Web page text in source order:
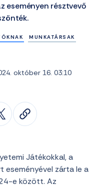
eseményen résztvevő
MUNKATÁRSAK
október 16. 03:10
Játékokkal, a
eseményével zárta le a
e között. Az